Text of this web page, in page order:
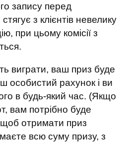
запису перед
з клієнтів невелику
при цьому комісії з
виграти, ваш приз буде
особистий рахунок і ви
в будь-який час. (Якщо
вам потрібно буде
отримати приз
всю суму призу, з